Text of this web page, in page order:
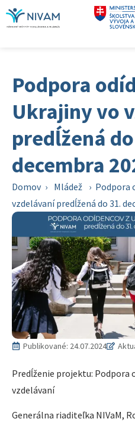
Podpora
Ukrajiny vo
predĺžená
decembra
Domov › Mládež › Podpora
vzdelávaní predĺžená do 31.
Publikované: 24.07.2024
Predĺženie projektu: Podpora
vzdelávaní
Generálna riaditeľka NIVaM,